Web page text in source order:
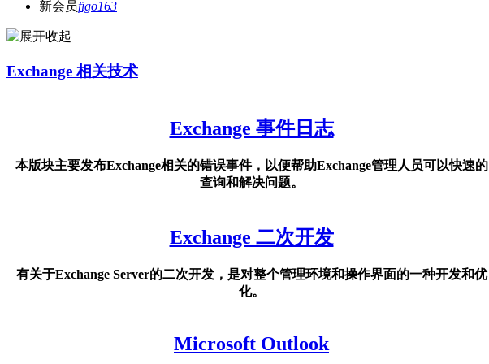
新会员figo163
Exchange 相关技术
Exchange 事件日志
本版块主要发布Exchange相关的错误事件，以便帮助Exchange管理人员可以快速的
查询和解决问题。
Exchange 二次开发
有关于Exchange Server的二次开发，是对整个管理环境和操作界面的一种开发和优
化。
Microsoft Outlook